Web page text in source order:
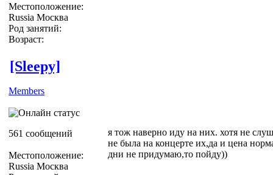
Местоположение:
Russia Москва
Род занятий:
Возраст:
[Sleepy]
Members
561 сообщений
Местоположение:
Russia Москва
я тож наверно иду на них. хотя не
не была на концерте их,да и цена
дни не придумаю,то пойду))